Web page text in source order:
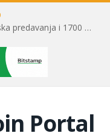
Toni Milun postao “milijarder”! Vrhunska predavanja i 1700 posjetitelja obilježili su mjesec financijske pismenosti
Portal